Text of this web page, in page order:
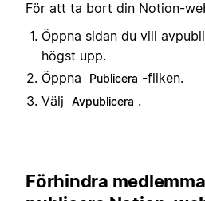
För att ta bort din Notion-
Öppna sidan du vill
högst upp.
Öppna
Publicera -fliken.
Välj
Avpublicera .
Förhindra